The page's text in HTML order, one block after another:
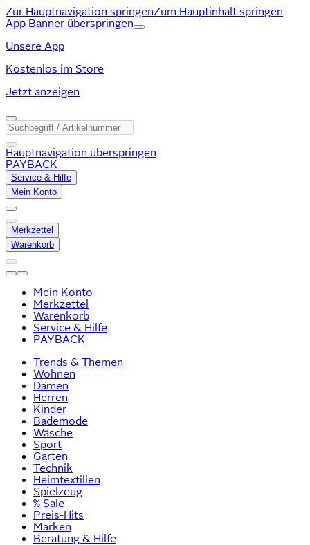
Zur Hauptnavigation springenZum Hauptinhalt springen
App Banner überspringen
Unsere App
Kostenlos im Store
Jetzt anzeigen
Hauptnavigation überspringen
PAYBACK
Service & Hilfe
Mein Konto
Merkzettel
Warenkorb
Mein Konto
Merkzettel
Warenkorb
Service & Hilfe
PAYBACK
Trends & Themen
Wohnen
Damen
Herren
Kinder
Bademode
Wäsche
Sport
Garten
Technik
Heimtextilien
Spielzeug
% Sale
Preis-Hits
Marken
Beratung & Hilfe